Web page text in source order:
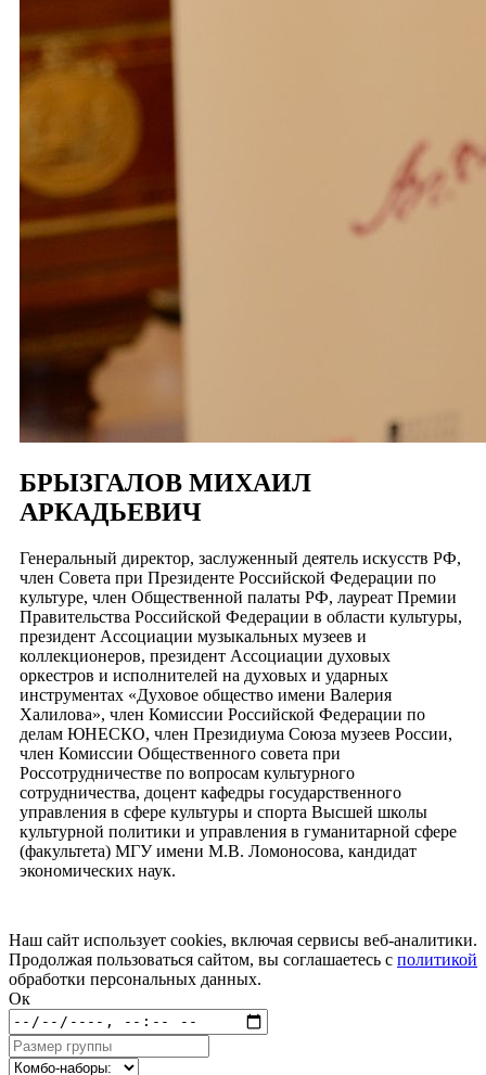
БРЫЗГАЛОВ МИХАИЛ
АРКАДЬЕВИЧ
Генеральный директор, заслуженный деятель искусств РФ,
член Совета при Президенте Российской Федерации по
культуре, член Общественной палаты РФ, лауреат Премии
Правительства Российской Федерации в области культуры,
президент Ассоциации музыкальных музеев и
коллекционеров, президент Ассоциации духовых
оркестров и исполнителей на духовых и ударных
инструментах «Духовое общество имени Валерия
Халилова», член Комиссии Российской Федерации по
делам ЮНЕСКО, член Президиума Союза музеев России,
член Комиссии Общественного совета при
Россотрудничестве по вопросам культурного
сотрудничества, доцент кафедры государственного
управления в сфере культуры и спорта Высшей школы
культурной политики и управления в гуманитарной сфере
(факультета) МГУ имени М.В. Ломоносова, кандидат
экономических наук.
Наш сайт использует cookies, включая сервисы веб-аналитики.
Продолжая пользоваться сайтом, вы соглашаетесь с политикой
обработки персональных данных.
Ок